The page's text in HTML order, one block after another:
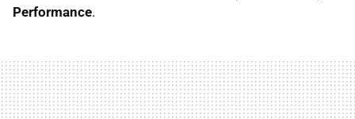
Performance.